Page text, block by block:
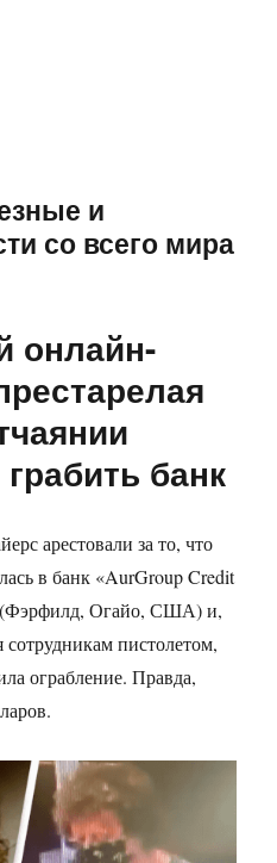
и
со всего мира
онлайн-
банк
арестовали за то, что
в банк «AurGroup Credit
Огайо, США) и,
сотрудникам пистолетом,
ограбление. Правда,